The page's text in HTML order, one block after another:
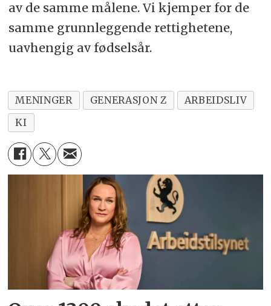
av de samme målene. Vi kjemper for de
samme grunnleggende rettighetene,
uavhengig av fødselsår.
MENINGER GENERASJON Z
ARBEIDSLIV
KI